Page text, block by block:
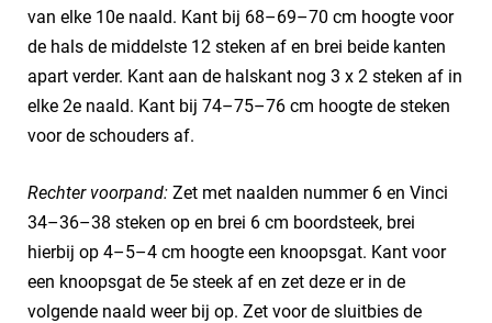
van elke 10e naald. Kant bij 68–69–70 cm hoogte voor
de hals de middelste 12 steken af en brei beide kanten
apart verder. Kant aan de halskant nog 3 x 2 steken af in
elke 2e naald. Kant bij 74–75–76 cm hoogte de steken
voor de schouders af.
Rechter voorpand: Zet met naalden nummer 6 en Vinci
34–36–38 steken op en brei 6 cm boordsteek, brei
hierbij op 4–5–4 cm hoogte een knoopsgat. Kant voor
een knoopsgat de 5e steek af en zet deze er in de
volgende naald weer bij op. Zet voor de sluitbies de